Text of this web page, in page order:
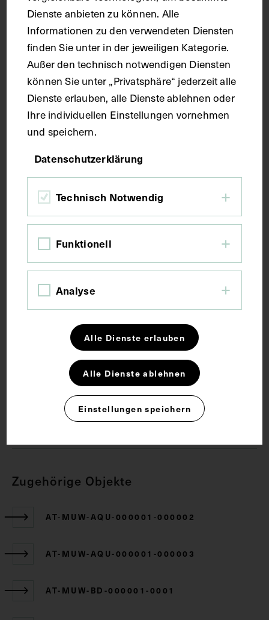
Griffelfortsatz (Processus styloideus) mit dem
Unterkiefer (Mandibula) verbindet, und das
Ligamentum Sphenomandibulare, dass das Keilbein
(Os sphenoidale) mit dem Unterkiefer verbindet. 2.
Isoliertes Modell aus einem Teil des Schläfenbeins
(Os temporale) und einem Teil des
Unterkieferknochens (Mandibula). Das eröffnete
Kiefergelenk (Articulatio temporomandibularis) und
dessen Gelenkscheibe (Discus articularis) in einer
maximalen künstlichen Abduktionsstellung. 3.
(Os temporale) und einem Teil des
Unterkieferknochens (Mandibula). Das Kiefergelenk
(Articulatio temporomandibularis), eröffnet zur
Darstellung der Gelenkscheibe (Discus articularis)
in einer maximalen künstlichen
Adduktionsstellung.
Schlagwörter
Zugehörige Objekte
AT-MUW-AQU-000001-000002
AT-MUW-AQU-000001-000003
AT-MUW-BD-000001-0001
Dienste anbieten zu können. Alle
Informationen zu den verwendeten Diensten
finden Sie unter in der jeweiligen Kategorie.
Außer den technisch notwendigen Diensten
können Sie unter „Privatsphäre“ jederzeit alle
Dienste erlauben, alle Dienste ablehnen oder
Ihre individuellen Einstellungen vornehmen
und speichern.
Datenschutzerklärung
Technisch Notwendig
Funktionell
Analyse
Alle Dienste erlauben
Alle Dienste ablehnen
Einstellungen speichern